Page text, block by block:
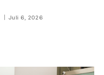
Juli 6, 2026